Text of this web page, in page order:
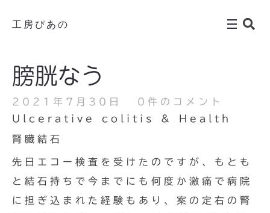
工房ぴあの
膀胱なう
2021年7月30日
0件のコメント
Ulcerative colitis & Health
腎臓結石
先日エコー検査を受けたのですが、もとも
と結石持ちで今までにも何度か激痛で病院
に担ぎ込まれた経験もあり、案の定右の腎